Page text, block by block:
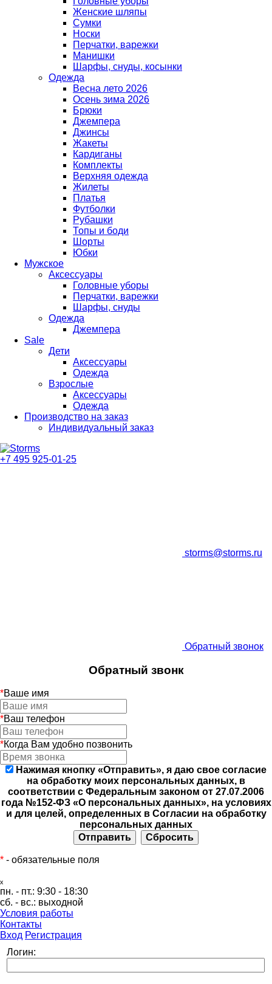
Женские шляпы
Сумки
Носки
Перчатки, варежки
Манишки
Шарфы, снуды, косынки
Одежда
Весна лето 2026
Осень зима 2026
Брюки
Джемпера
Джинсы
Жакеты
Кардиганы
Комплекты
Верхняя одежда
Жилеты
Платья
Футболки
Рубашки
Топы и боди
Шорты
Юбки
Мужское
Аксессуары
Головные уборы
Перчатки, варежки
Шарфы, снуды
Одежда
Джемпера
Sale
Дети
Аксессуары
Одежда
Взрослые
Аксессуары
Одежда
Производство на заказ
Индивидуальный заказ
+7 495 925-01-25
storms@storms.ru
Обратный звонок
Обратный звонк
*Ваше имя
*Ваш телефон
*Когда Вам удобно позвонить
Нажимая кнопку «Отправить», я даю свое согласие
на обработку моих персональных данных, в
соответствии с Федеральным законом от 27.07.2006
года №152-ФЗ «О персональных данных», на условиях
и для целей, определенных в Согласии на обработку
персональных данных
* - обязательные поля
ₓ
пн. - пт.: 9:30 - 18:30
сб. - вс.: выходной
Условия работы
Контакты
Вход Регистрация
Логин: